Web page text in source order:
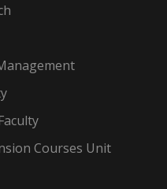
Courses Unit